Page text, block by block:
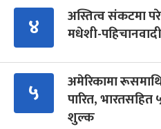
४
अस्तित्व संकटमा
मधेशी-
५
अमेरिकामा
पारित,
शुल्क